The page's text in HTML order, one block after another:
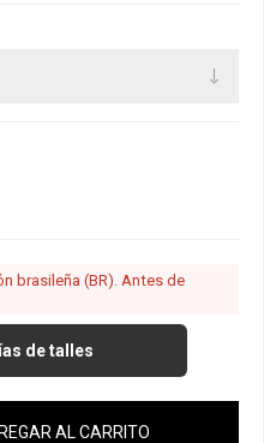
brasileña (BR). Antes de
de talles
AL CARRITO